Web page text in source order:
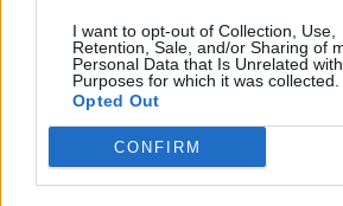
I want to opt-out of Collection, Use,
Retention, Sale, and/or Sharing of
Personal Data that Is Unrelated
Purposes for which it was collected.
Opted Out
CONFIRM